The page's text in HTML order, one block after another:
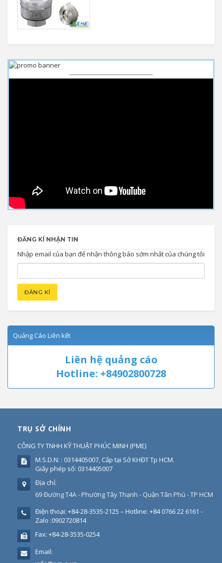
------------------------------------------
ĐĂNG KÍ NHẬN TIN
Nhập email của bạn để nhận thông báo sớm nhất của chúng tôi
Quảng Cáo Liên kết
Liên hệ quảng cáo
Hotline: +84902800728
TRỤ SỞ CHÍNH
CÔNG TY TNHH KỸ THUẬT PHÚC MINH (PME)
M.S.D.N: : 0314405007, Cấp tại Sở KHĐT Tp HCM.
Giấy phép số: 0314405007
Địa chỉ:
69 Đường T4A - Phường Tây Thạnh - Quận Tân Phú - TP HCM
Điện thoại: +84-28-3535-2125 – Hotline: +84 0766 22 6161 -
Zalo :0902720814
Fax: +84-28-3535-0254
Email: